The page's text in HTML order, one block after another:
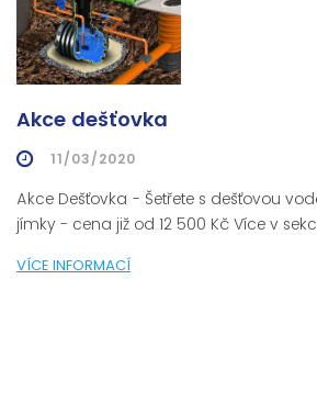
Akce dešťovka
11/03/2020
Akce Dešťovka - Šetřete s dešťovou
jímky - cena již od 12 500 Kč Více v
VÍCE INFORMACÍ